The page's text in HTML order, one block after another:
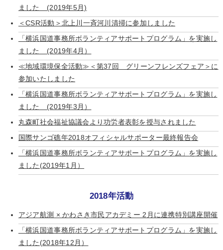
ました (2019年5月)
＜CSR活動＞北上川一斉河川清掃に参加しました
「横浜国道事務所ボランティアサポートプログラム」を実施し
ました (2019年4月）
≪地域環境保全活動≫＜第37回 グリーンフレンズフェア＞に
参加いたしました
「横浜国道事務所ボランティアサポートプログラム」を実施し
ました (2019年3月）
丸森町社会福祉協議会より功労者表彰を授与されました
国際サンゴ礁年2018オフィシャルサポーター最終報告会
「横浜国道事務所ボランティアサポートプログラム」を実施し
ました(2019年1月）
2018年活動
アジア航測 × かわさき市民アカデミー 2月に連携特別講座開催
「横浜国道事務所ボランティアサポートプログラム」を実施し
ました(2018年12月）